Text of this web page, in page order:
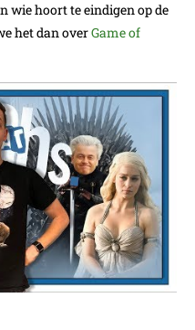
wie hoort te eindigen op de
het dan overGame of